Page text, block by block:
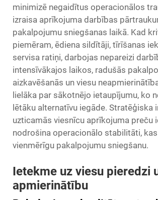
minimizē negaidītus operacionālos
izraisa aprīkojuma darbības
pakalpojumu sniegšanas laikā. Kad
piemēram, ēdiena sildītāji, tīrīšanas
servisa ratiņi, darbojas nepareizi
intensīvākajos laikos, radušās
aizkavēšanās un viesu
lielāka par sākotnējo ietaupījumu, ko
lētāku alternatīvu iegāde. Stratēģiska
uzticamās viesnīcu aprīkojuma preču
nodrošina operacionālo stabilitāti,
vienmērīgu pakalpojumu sniegšanu.
Ietekme uz viesu pieredzi
apmierinātību